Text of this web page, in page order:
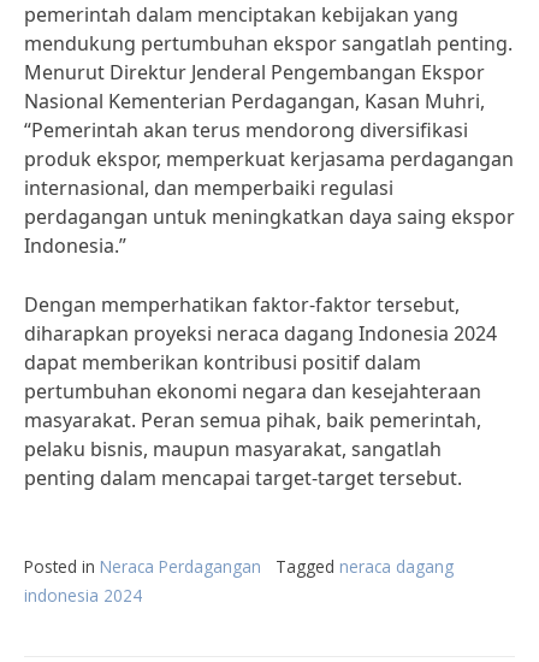
pemerintah dalam menciptakan kebijakan yang
mendukung pertumbuhan ekspor sangatlah penting.
Menurut Direktur Jenderal Pengembangan Ekspor
Nasional Kementerian Perdagangan, Kasan Muhri,
“Pemerintah akan terus mendorong diversifikasi
produk ekspor, memperkuat kerjasama perdagangan
internasional, dan memperbaiki regulasi
perdagangan untuk meningkatkan daya saing ekspor
Indonesia.”
Dengan memperhatikan faktor-faktor tersebut,
diharapkan proyeksi neraca dagang Indonesia 2024
dapat memberikan kontribusi positif dalam
pertumbuhan ekonomi negara dan kesejahteraan
masyarakat. Peran semua pihak, baik pemerintah,
pelaku bisnis, maupun masyarakat, sangatlah
penting dalam mencapai target-target tersebut.
Posted in Neraca Perdagangan Tagged neraca dagang
indonesia 2024